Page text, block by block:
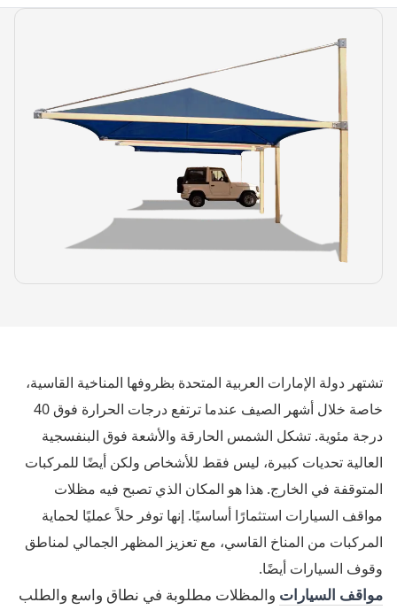
تشتهر دولة الإمارات العربية المتحدة بظروفها المناخية القاسية،
خاصة خلال أشهر الصيف عندما ترتفع درجات الحرارة فوق 40
درجة مئوية. تشكل الشمس الحارقة والأشعة فوق البنفسجية
العالية تحديات كبيرة، ليس فقط للأشخاص ولكن أيضًا للمركبات
المتوقفة في الخارج. هذا هو المكان الذي تصبح فيه مظلات
مواقف السيارات استثمارًا أساسيًا. إنها توفر حلاً عمليًا لحماية
المركبات من المناخ القاسي، مع تعزيز المظهر الجمالي لمناطق
وقوف السيارات أيضًا.
مواقف السيارات والمظلات مطلوبة في نطاق واسع والطلب